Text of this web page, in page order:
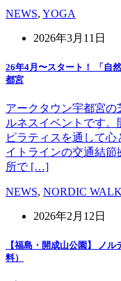
NEWS, YOGA
2026年3月11日
26年4月〜スタート！ 「自
都宮
アークタウン宇都宮の
ルネスイベントです
ピラティスを通して
イトラインの交通結
所で […]
NEWS, NORDIC
2026年2月12日
【福島・開成山公園】 ノ
料）